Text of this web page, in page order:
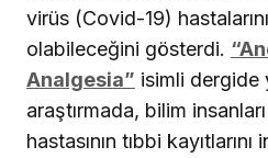
virüs (Covid-19)
olabileceğini gösterdi.
Analgesia” isimli dergide
araştırmada, bilim
hastasının tıbbi